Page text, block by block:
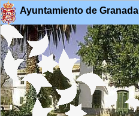
Ayuntamiento de Granada